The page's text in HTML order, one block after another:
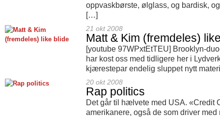
oppvaskbørste, ølglass, og bardisk,
[…]
21 okt 2008
Matt & Kim (fremdeles)
[youtube 97WPxtEtTEU] Brooklyn-
har kost oss med tidligere her i
kjærestepar endelig sluppet nytt
20 okt 2008
Rap politics
Det går til hælvete med USA. «Credit
amerikanere, også de som driver